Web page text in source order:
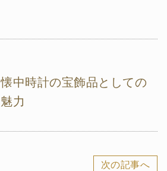
懐中時計の宝飾品としての
魅力
次の記事へ